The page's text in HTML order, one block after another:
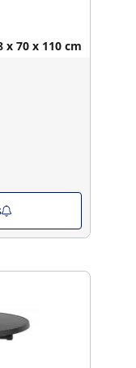
x 70 x 110 cm